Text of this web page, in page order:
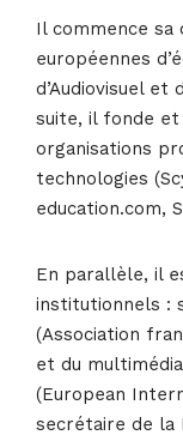
Il commence
européennes
d’Audiovisuel et
suite, il fonde
organisations
technologies
education.com,
En parallèle, il
institutionnels :
(Association
et du
(European
secrétaire de la